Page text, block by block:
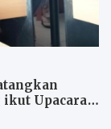
ikut Upacara